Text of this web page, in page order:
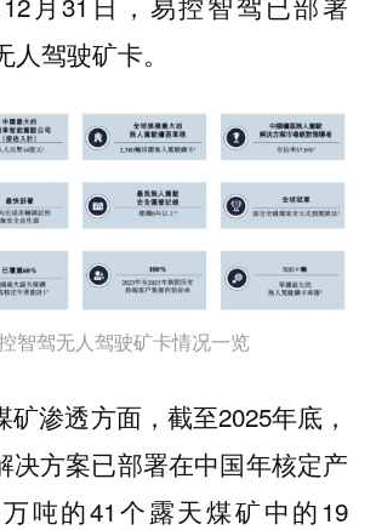
驾驶矿卡。
智驾无人驾驶矿卡情况一览
渗透方面，截至2025年底，
决方案已部署在中国年核定产
吨的41个露天煤矿中的19